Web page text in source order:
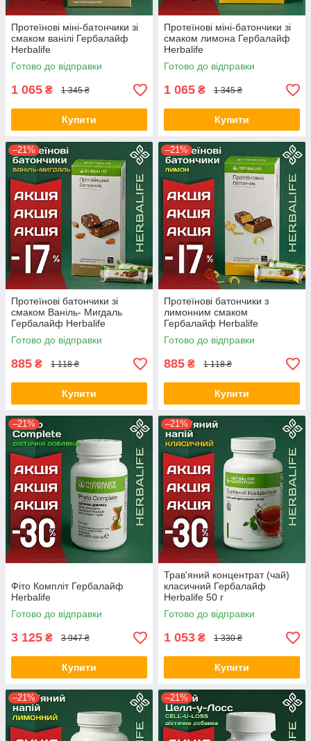
Протеїнові міні-батончики зі
смаком ванілі Гербалайф
Herbalife
Готово до відправки
1 065 ₴ 1 345 ₴
Купити
Протеїнові міні-батончики зі
смаком лимона Гербалайф
Herbalife
Готово до відправки
1 065 ₴ 1 345 ₴
Купити
–21%
Протеїнові батончики зі
смаком Ваніль- Мигдаль
Гербалайф Herbalife
Готово до відправки
885 ₴ 1 118 ₴
Купити
–21%
Протеїнові батончики з
лимонним смаком
Гербалайф Herbalife
Готово до відправки
885 ₴ 1 118 ₴
Купити
–21%
Фіто Компліт Гербалайф
Herbalife
Готово до відправки
3 125 ₴ 3 947 ₴
Купити
–21%
Трав'яний концентрат (чай)
класичний Гербалайф
Herbalife 50 г
Готово до відправки
1 053 ₴ 1 330 ₴
Купити
–21% –21%